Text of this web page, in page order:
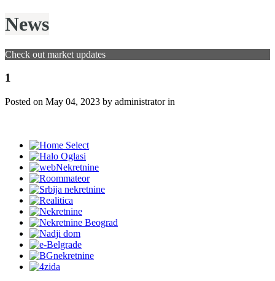
News
Check out market updates
1
Posted on May 04, 2023 by administrator in